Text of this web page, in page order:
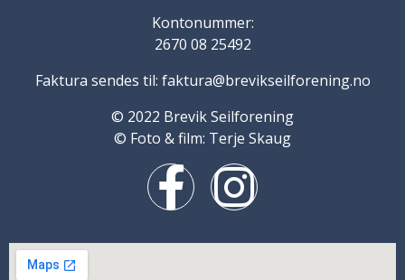
Kontonummer:
2670 08 25492
Faktura sendes til: faktura@brevikseilforening.no
© 2022 Brevik Seilforening
© Foto & film: Terje Skaug